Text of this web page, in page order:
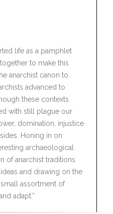
life as a pamphlet
to make this
anarchist canon to
advanced to
these contexts
with still plague our
domination, injustice
Honing in on
archaeological
of anarchist traditions
and drawing on the
assortment of
adapt.”